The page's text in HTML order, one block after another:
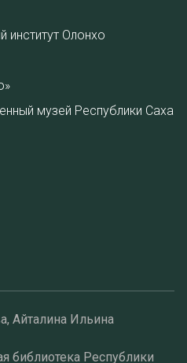
институт Олонхо
музей Республики Саха
Айталина Ильина
библиотека Республики